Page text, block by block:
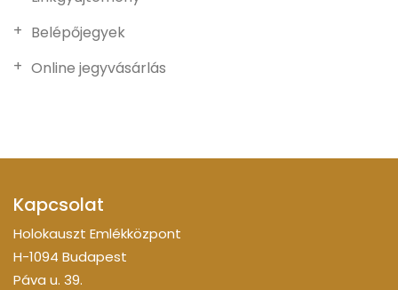
Belépőjegyek
Online jegyvásárlás
Kapcsolat
Holokauszt Emlékközpont
H-1094 Budapest
Páva u. 39.